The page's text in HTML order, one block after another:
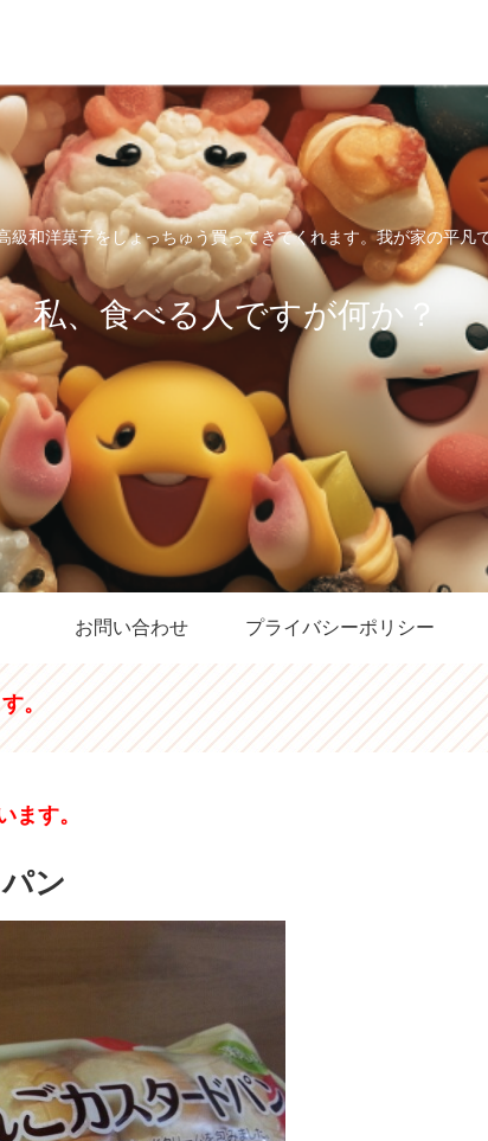
和洋菓子をしょっちゅう買ってきてくれます。我が家の平
私、食べる人ですが何か？
お問い合わせ プライバシーポリシー
。
ます。
ン